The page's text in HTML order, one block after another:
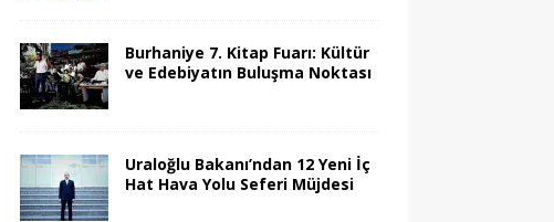
Burhaniye 7. Kitap Fuarı: Kültür
ve Edebiyatın Buluşma Noktası
Uraloğlu Bakanı’ndan 12 Yeni İç
Hat Hava Yolu Seferi Müjdesi